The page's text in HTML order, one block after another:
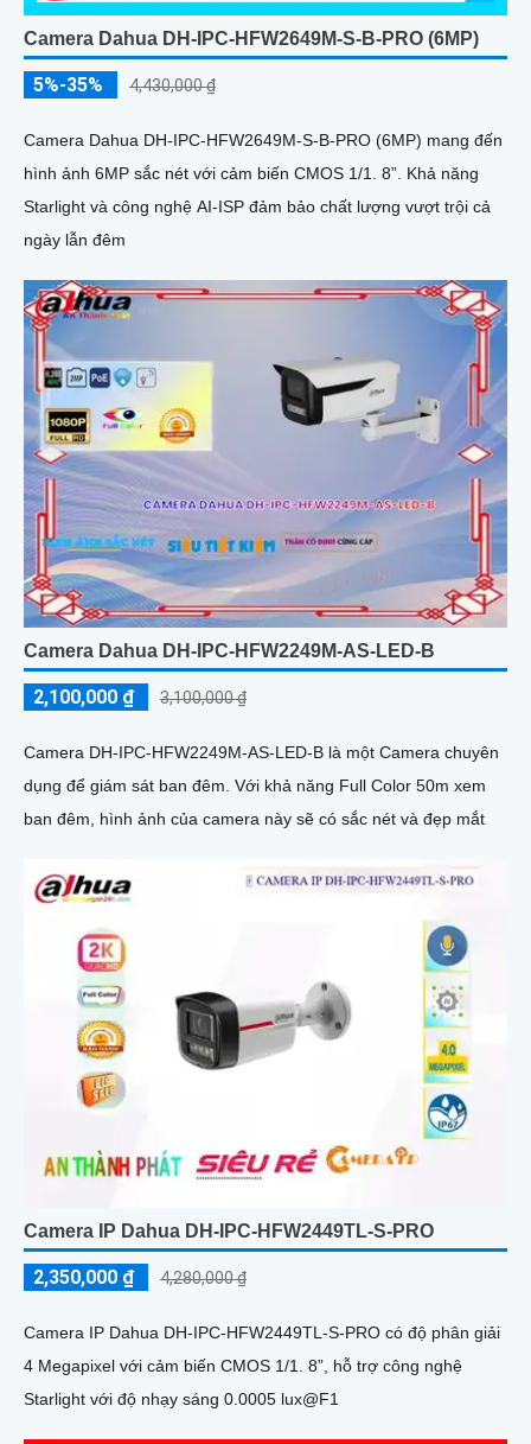
Camera Dahua DH-IPC-HFW2649M-S-B-PRO (6MP)
5%-35% 4,430,000 ₫
Camera Dahua DH-IPC-HFW2649M-S-B-PRO (6MP) mang đến
hình ảnh 6MP sắc nét với cảm biến CMOS 1/1. 8”. Khả năng
Starlight và công nghệ AI-ISP đảm bảo chất lượng vượt trội cả
ngày lẫn đêm
Camera Dahua DH-IPC-HFW2249M-AS-LED-B
2,100,000 ₫ 3,100,000 ₫
Camera DH-IPC-HFW2249M-AS-LED-B là một Camera chuyên
dụng để giám sát ban đêm. Với khả năng Full Color 50m xem
ban đêm, hình ảnh của camera này sẽ có sắc nét và đẹp mắt
Camera IP Dahua DH-IPC-HFW2449TL-S-PRO
2,350,000 ₫ 4,280,000 ₫
Camera IP Dahua DH-IPC-HFW2449TL-S-PRO có độ phân giải
4 Megapixel với cảm biến CMOS 1/1. 8”, hỗ trợ công nghệ
Starlight với độ nhạy sáng 0.0005 lux@F1